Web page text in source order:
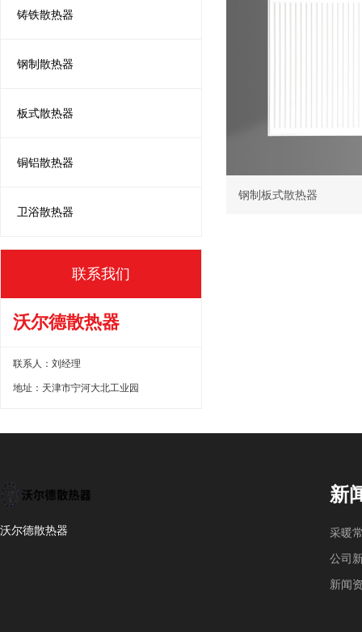
铸铁散热器
钢制散热器
板式散热器
铜铝散热器
卫浴散热器
联系我们
沃尔德散热器
联系人：刘经理
地址：天津市宁河大北工业园
钢制板式散热器
沃尔德散热器
新
采暖
公司
新闻